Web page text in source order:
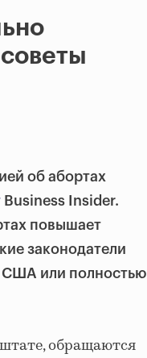
об абортах
Business Insider.
повышает
законодатели
США или полностью
обращаются